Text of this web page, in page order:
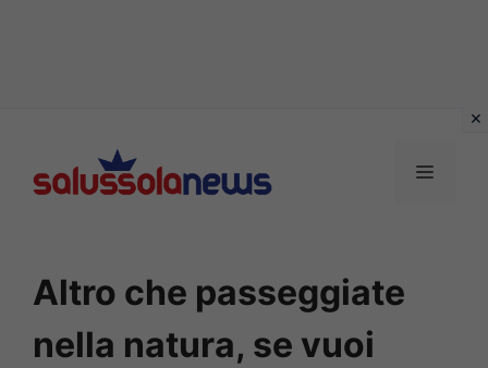
contenuto
MENU
Altro che passeggiate
nella natura, se vuoi